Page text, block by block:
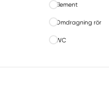
Element
Omdragning rör
WC